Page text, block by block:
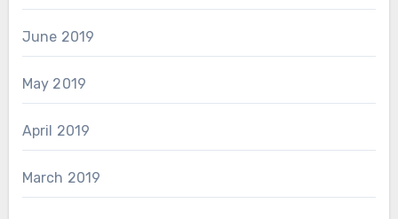
June 2019
May 2019
April 2019
March 2019